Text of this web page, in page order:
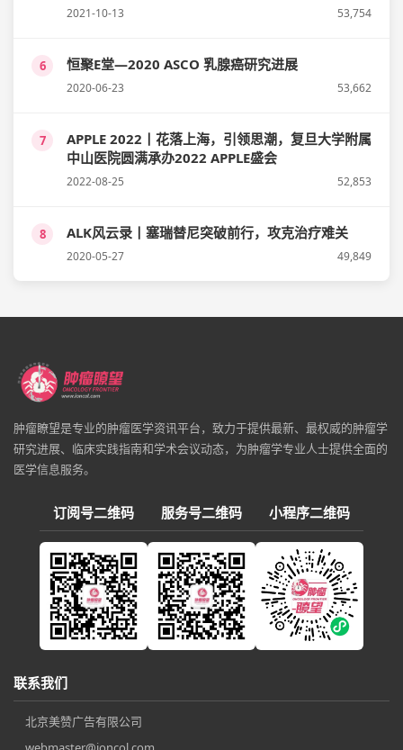
2021-10-13 53,754
6 恒聚E堂—2020 ASCO 乳腺癌研究进展
2020-06-23 53,662
7
APPLE 2022丨花落上海，引领思潮，复旦大学附属
中山医院圆满承办2022 APPLE盛会
2022-08-25 52,853
8 ALK风云录丨塞瑞替尼突破前行，攻克治疗难关
2020-05-27 49,849
肿瘤瞭望是专业的肿瘤医学资讯平台，致力于提供最新、最权威的肿瘤学
研究进展、临床实践指南和学术会议动态，为肿瘤学专业人士提供全面的
医学信息服务。
订阅号二维码 服务号二维码 小程序二维码
联系我们
北京美赞广告有限公司